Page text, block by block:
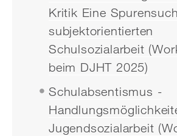
Kritik Eine
subjektorientierten
Schulsozialarbeit
beim DJHT 2025)
Schulabsentismus -
Jugendsozialarbeit